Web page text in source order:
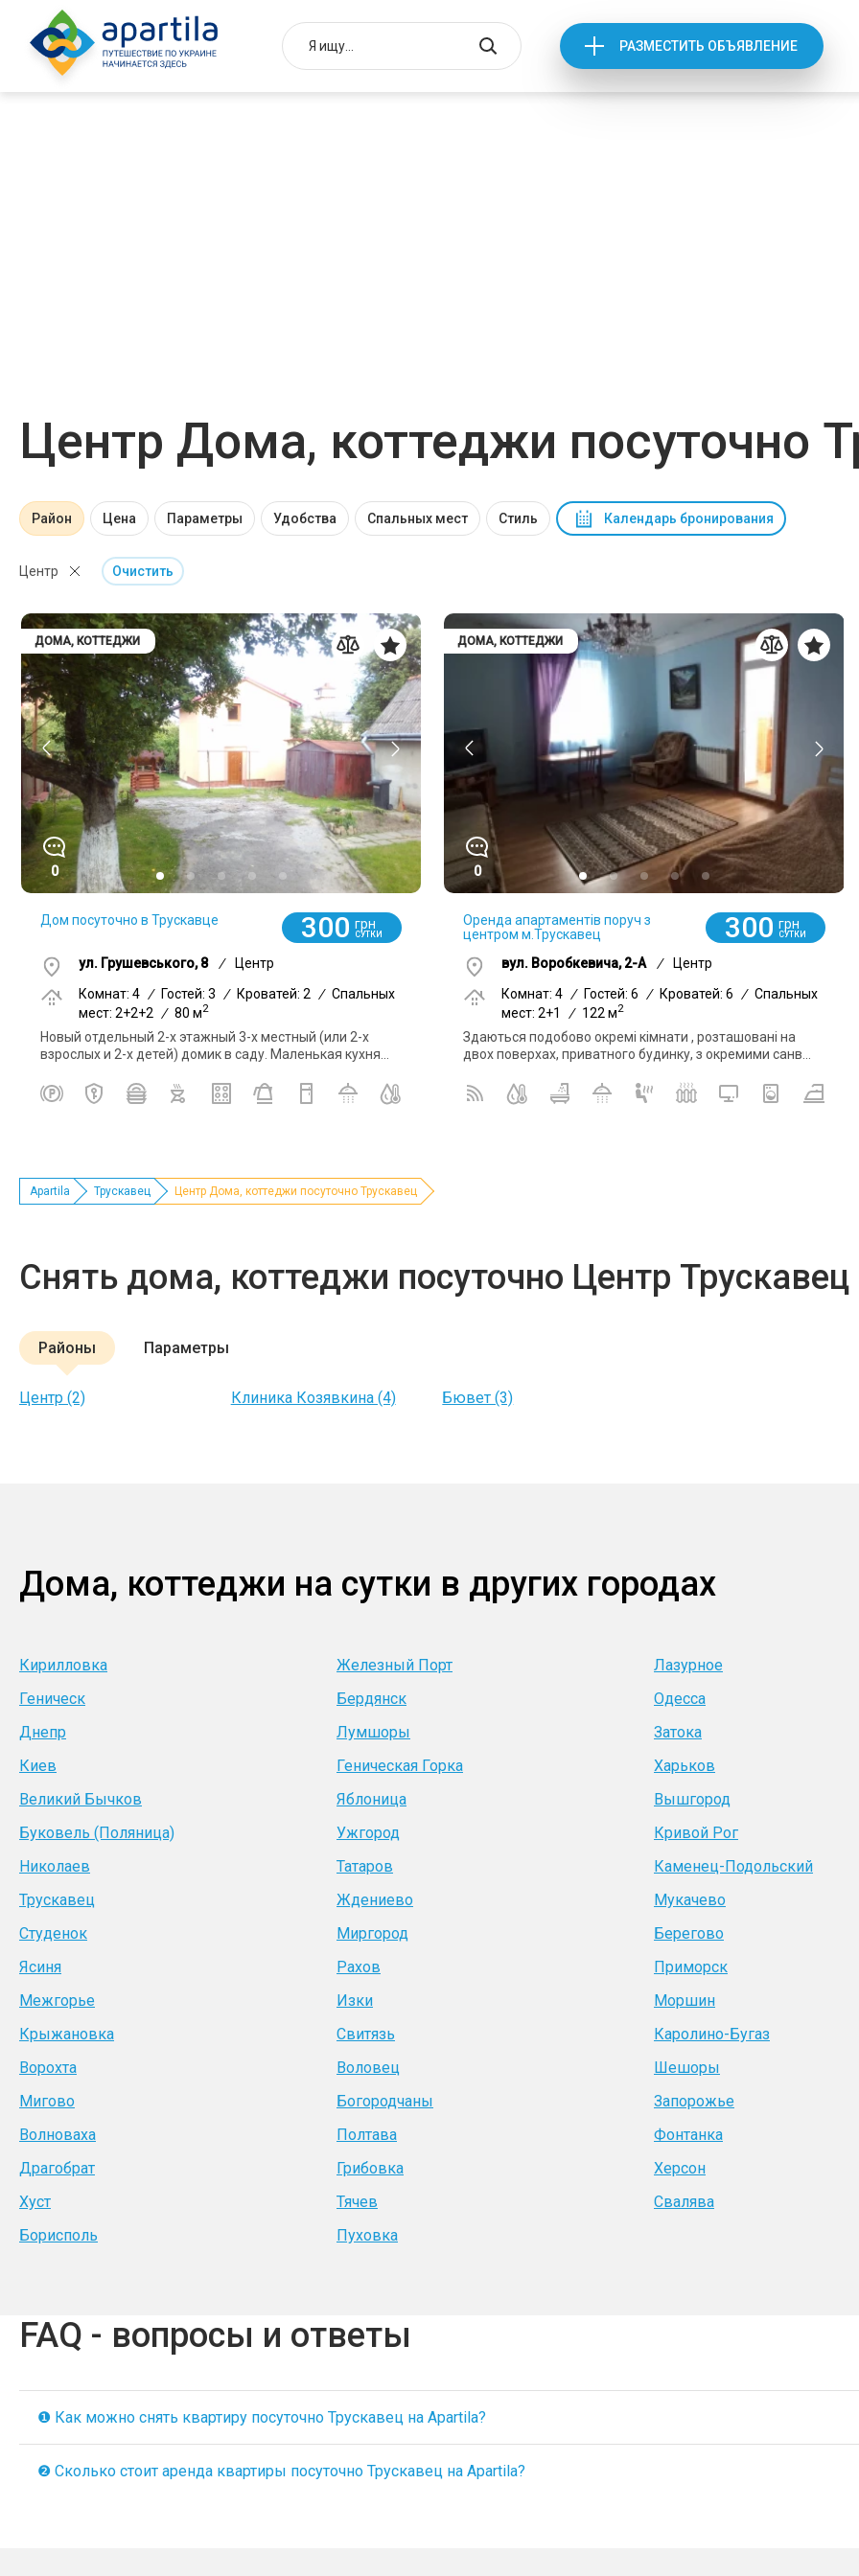
РАЗМЕСТИТЬ ОБЪЯВЛЕНИЕ
Центр Дома, коттеджи посуточно
Район Цена Параметры Удобства Спальных мест Стиль Календарь бронирования
Центр Очистить
ДОМА, КОТТЕДЖИ
0
Дом посуточно в Трускавце 300 грн
СУТКИ
ул. Грушевського, 8 /
Центр
Комнат: 4 / Гостей: 3 / Кроватей: 2 / Спальных
мест: 2+2+2
/ 80 м2
Новый отдельный 2-х этажный 3-х местный (или 2-х
взрослых и 2-х детей) домик в саду. Маленькая кухня...
ДОМА, КОТТЕДЖИ
0
Оренда апартаментів поруч з
центром м.Трускавец
300 грн
СУТКИ
вул. Воробкевича, 2-А /
Центр
Комнат: 4 / Гостей: 6 / Кроватей: 6 / Спальных
мест: 2+1
/ 122 м2
Здаються подобово окремі кімнати , розташовані на
двох поверхах, приватного будинку, з окремими санв...
Apartila Трускавец Центр Дома, коттеджи посуточно Трускавец
Снять дома, коттеджи посуточно Центр
Районы Параметры
Центр (2) Клиника Козявкина (4) Бювет (3)
Дома, коттеджи на сутки в других городах
Кирилловка Железный Порт Лазурное
Геническ
Бердянск Одесса
Днепр
Лумшоры Затока
Киев
Геническая Горка Харьков
Великий Бычков
Яблоница Вышгород
Буковель (Поляница)
Ужгород Кривой Рог
Николаев
Татаров Каменец-Подольский
Трускавец
Ждениево Мукачево
Студенок
Миргород Берегово
Ясиня
Рахов Приморск
Межгорье
Изки Моршин
Крыжановка
Свитязь Каролино-Бугаз
Ворохта
Воловец Шешоры
Мигово
Богородчаны Запорожье
Волноваха
Полтава Фонтанка
Драгобрат
Грибовка Херсон
Хуст
Тячев Свалява
Борисполь
Пуховка
FAQ - вопросы и ответы
❶ Как можно снять квартиру посуточно Трускавец на Apartila?
❷ Сколько стоит аренда квартиры посуточно Трускавец на Apartila?